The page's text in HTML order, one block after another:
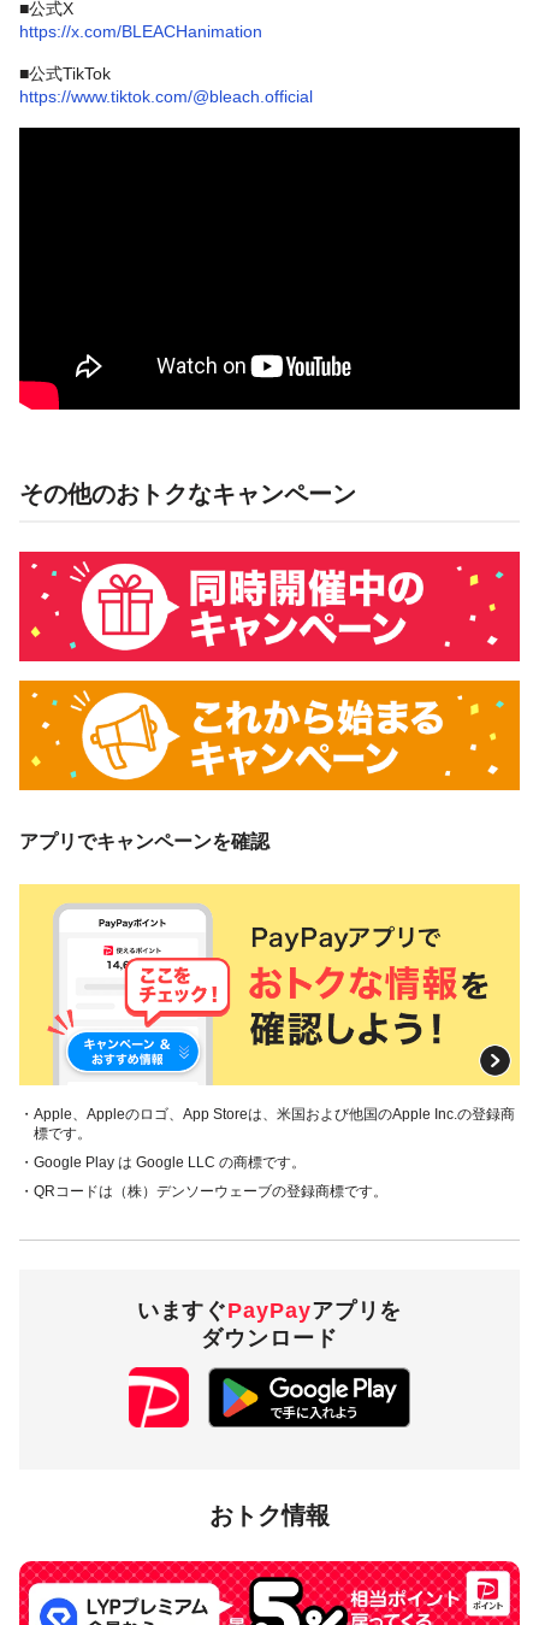
■公式X
https://x.com/BLEACHanimation
■公式TikTok
https://www.tiktok.com/@bleach.official
その他のおトクなキャンペーン
アプリでキャンペーンを確認
・Apple、Appleのロゴ、App Storeは、米国および他国のApple Inc.の登録商
標です。
・Google Play は Google LLC の商標です。
・QRコードは（株）デンソーウェーブの登録商標です。
いますぐPayPayアプリを
ダウンロード
おトク情報